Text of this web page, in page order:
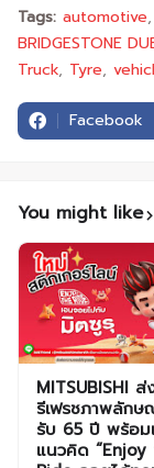
Tags: automotive
BRIDGESTONE
Truck Tyre
Facebook
You might like
MITSUBISHI ส่
รีเฟรชภาพลัก
รับ 65 ปี พร้อม
แนวคิด